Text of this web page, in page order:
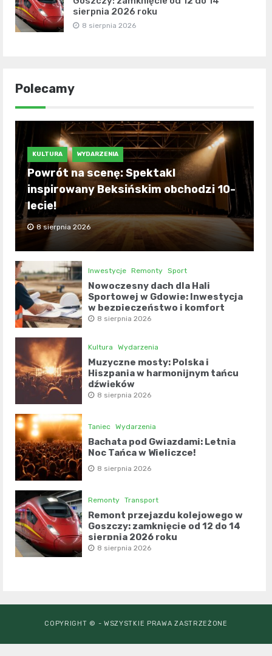
sierpnia 2026 roku
8 sierpnia 2026
Polecamy
KULTURA WYDARZENIA
Powrót na scenę: Spektakl
inspirowany Beksińskim obchodzi 10-
lecie!
8 sierpnia 2026
Inwestycje Remonty Sport
Nowoczesny dach dla Hali
Sportowej w Gdowie: Inwestycja
w bezpieczeństwo i komfort
8 sierpnia 2026
Kultura Wydarzenia
Muzyczne mosty: Polska i
Hiszpania w harmonijnym tańcu
dźwięków
8 sierpnia 2026
Taniec Wydarzenia
Bachata pod Gwiazdami: Letnia
Noc Tańca w Wieliczce!
8 sierpnia 2026
Remonty Transport
Remont przejazdu kolejowego w
Goszczy: zamknięcie od 12 do 14
sierpnia 2026 roku
8 sierpnia 2026
COPYRIGHT © - WSZYSTKIE PRAWA ZASTRZEŻONE